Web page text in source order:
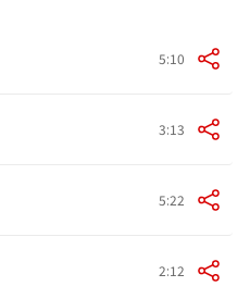
5:10
3:13
5:22
2:12